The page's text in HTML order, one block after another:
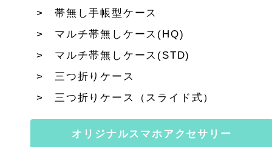
帯無し手帳型ケース
マルチ帯無しケース(HQ)
マルチ帯無しケース(STD)
三つ折りケース
三つ折りケース（スライド式）
オリジナルスマホアクセサリー